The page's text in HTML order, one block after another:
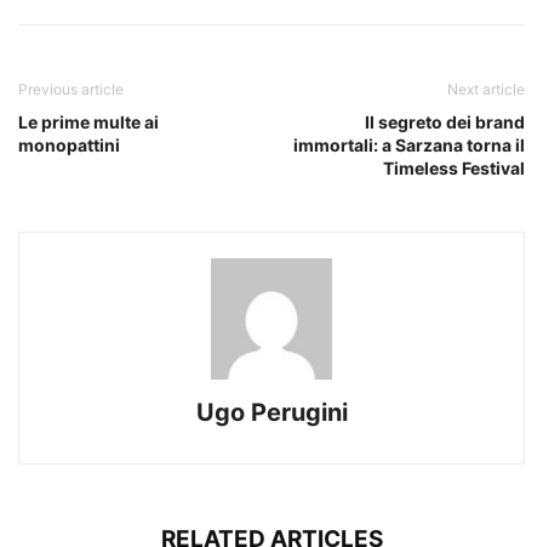
Previous article
Le prime multe ai
monopattini
Next article
Il segreto dei brand
immortali: a Sarzana torna il
Timeless Festival
Ugo Perugini
RELATED ARTICLES